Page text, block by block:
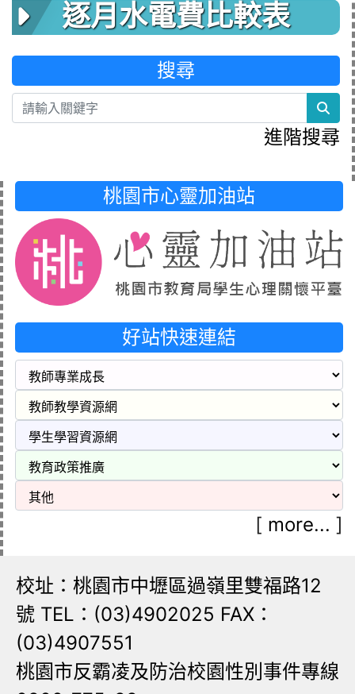
逐月水電費比較表
搜尋
進階搜尋
桃園市心靈加油站
好站快速連結
[ more... ]
校址：桃園市中壢區過嶺里雙福路12
號 TEL：(03)4902025 FAX：
(03)4907551
桃園市反霸凌及防治校園性別事件專線